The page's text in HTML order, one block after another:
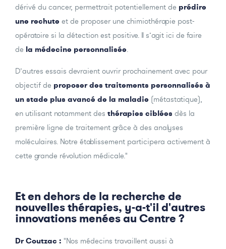
dérivé du cancer, permettrait potentiellement de prédire
une rechute et de proposer une chimiothérapie post-
opératoire si la détection est positive. Il s’agit ici de faire
de la médecine personnalisée.
D’autres essais devraient ouvrir prochainement avec pour
objectif de proposer des traitements personnalisés à
un stade plus avancé de la maladie (métastatique),
en utilisant notamment des thérapies ciblées dès la
première ligne de traitement grâce à des analyses
moléculaires. Notre établissement participera activement à
cette grande révolution médicale."
Et en dehors de la recherche de
nouvelles thérapies, y-a-t'il d'autres
innovations menées au Centre ?
Dr Coutzac : "Nos médecins travaillent aussi à